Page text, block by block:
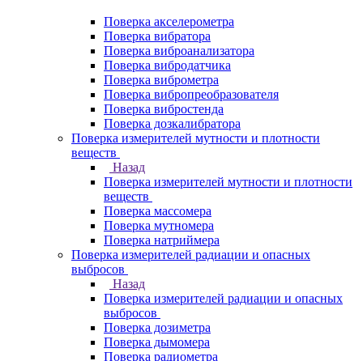
Поверка акселерометра
Поверка вибратора
Поверка виброанализатора
Поверка вибродатчика
Поверка виброметра
Поверка вибропреобразователя
Поверка вибростенда
Поверка дозкалибратора
Поверка измерителей мутности и плотности
веществ
Назад
Поверка измерителей мутности и плотности
веществ
Поверка массомера
Поверка мутномера
Поверка натриймера
Поверка измерителей радиации и опасных
выбросов
Назад
Поверка измерителей радиации и опасных
выбросов
Поверка дозиметра
Поверка дымомера
Поверка радиометра